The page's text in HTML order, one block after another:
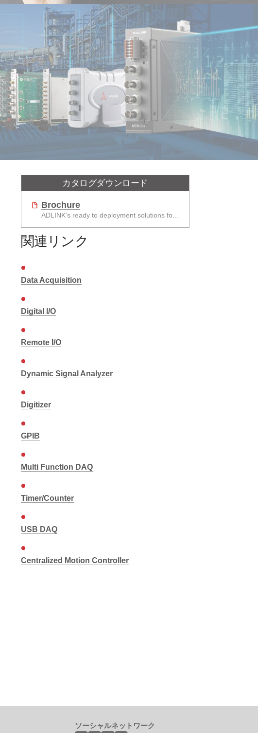
カタログダウンロード
Brochure
関連リンク
Data Acquisition
Digital I/O
Remote I/O
Dynamic Signal Analyzer
Digitizer
GPIB
Multi Function DAQ
Timer/Counter
USB DAQ
Centralized Motion Controller
ソーシャルネットワーク